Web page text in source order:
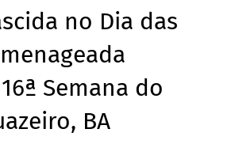
no Dia das
Semana do
BA